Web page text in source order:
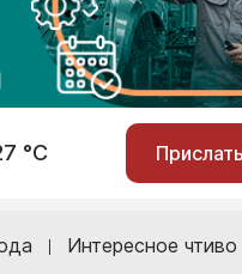
°С
Интересное чтиво